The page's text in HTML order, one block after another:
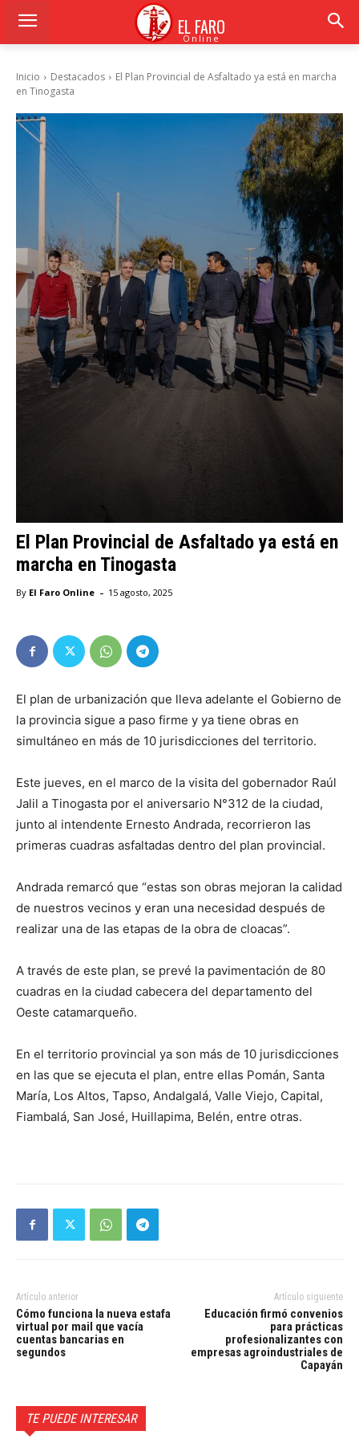
EL FARO
Online
Inicio Destacados
El Plan Provincial de Asfaltado ya está en marcha
en Tinogasta
El Plan Provincial de Asfaltado ya está en
marcha en Tinogasta
By El Faro Online - 15 agosto, 2025
El plan de urbanización que lleva adelante el Gobierno de
la provincia sigue a paso firme y ya tiene obras en
simultáneo en más de 10 jurisdicciones del territorio.
Este jueves, en el marco de la visita del gobernador Raúl
Jalil a Tinogasta por el aniversario N°312 de la ciudad,
junto al intendente Ernesto Andrada, recorrieron las
primeras cuadras asfaltadas dentro del plan provincial.
Andrada remarcó que “estas son obras mejoran la calidad
de nuestros vecinos y eran una necesidad después de
realizar una de las etapas de la obra de cloacas”.
A través de este plan, se prevé la pavimentación de 80
cuadras en la ciudad cabecera del departamento del
Oeste catamarqueño.
En el territorio provincial ya son más de 10 jurisdicciones
en las que se ejecuta el plan, entre ellas Pomán, Santa
María, Los Altos, Tapso, Andalgalá, Valle Viejo, Capital,
Fiambalá, San José, Huillapima, Belén, entre otras.
Artículo anterior
Cómo funciona la nueva estafa
virtual por mail que vacía
cuentas bancarias en
segundos
Artículo siguiente
Educación firmó convenios
para prácticas
profesionalizantes con
empresas agroindustriales de
Capayán
TE PUEDE INTERESAR